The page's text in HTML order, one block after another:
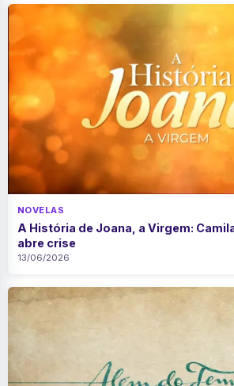
NOVELAS
A História de Joana, a Virgem:
abre crise
13/06/2026